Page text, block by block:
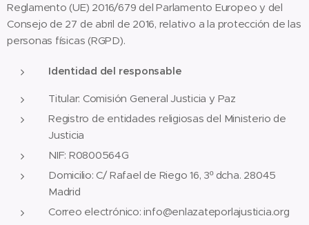
Reglamento (UE) 2016/679 del Parlamento Europeo y del
Consejo de 27 de abril de 2016, relativo a la protección de las
personas físicas (RGPD).
Identidad del responsable
Titular: Comisión General Justicia y Paz
Registro de entidades religiosas del Ministerio de
Justicia
NIF: R0800564G
Domicilio: C/ Rafael de Riego 16, 3º dcha. 28045
Madrid
Correo electrónico: info@enlazateporlajusticia.org